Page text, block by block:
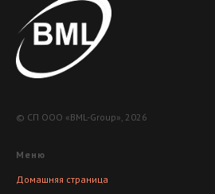
© СП ООО «BML-Group», 2026
Меню
Домашняя страница